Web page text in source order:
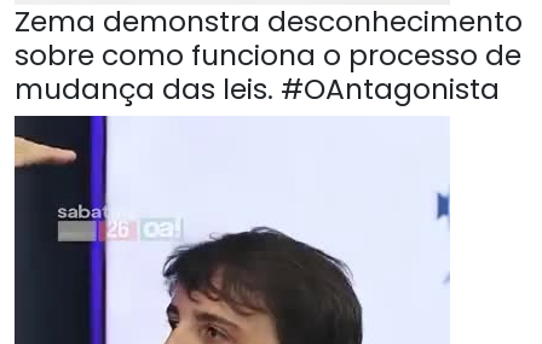
Zema demonstra desconhecimento
sobre como funciona o processo de
mudança das leis. #OAntagonista